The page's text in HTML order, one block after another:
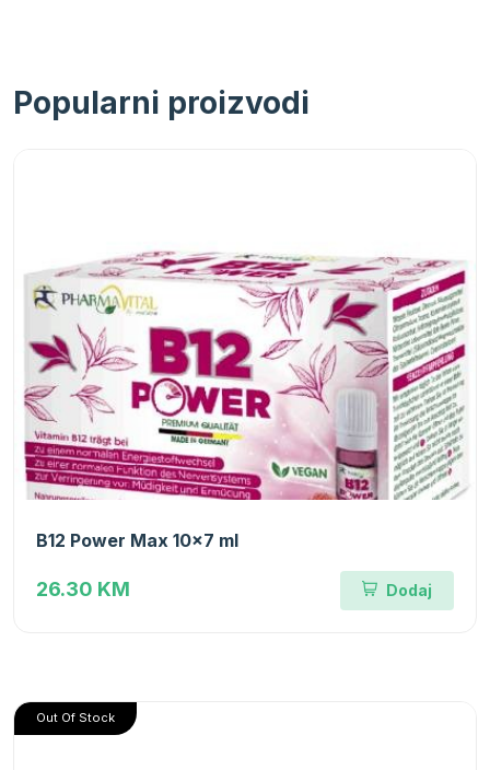
Popularni proizvodi
B12 Power Max 10x7 ml
26.30 KM Dodaj
Out Of Stock